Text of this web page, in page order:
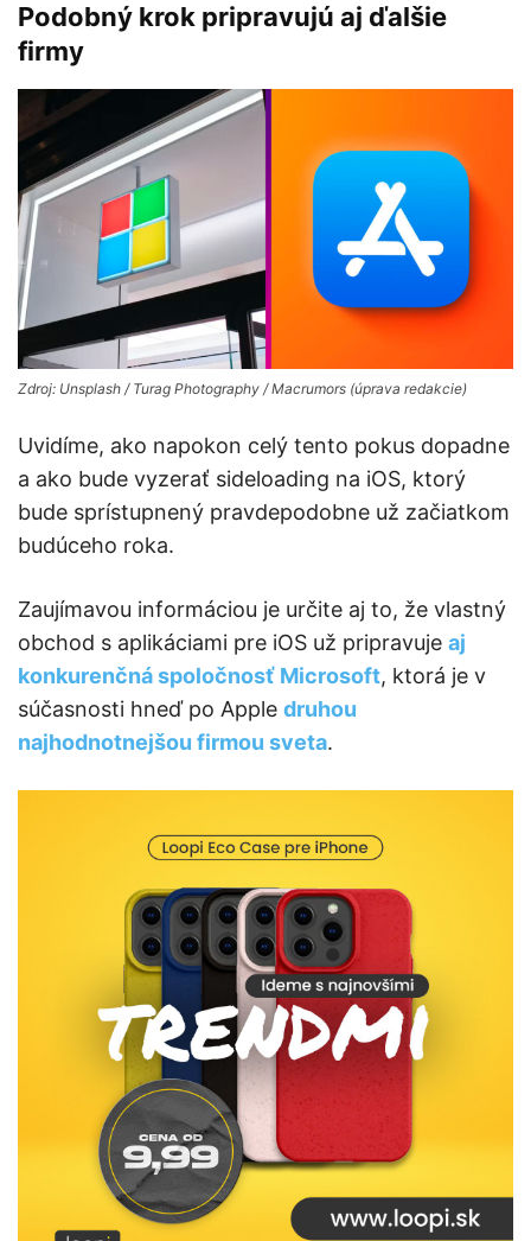
Podobný krok pripravujú aj ďalšie
firmy
Zdroj: Unsplash / Turag Photography / Macrumors (úprava redakcie)
Uvidíme, ako napokon celý tento pokus dopadne
a ako bude vyzerať sideloading na iOS, ktorý
bude sprístupnený pravdepodobne už začiatkom
budúceho roka.
Zaujímavou informáciou je určite aj to, že vlastný
obchod s aplikáciami pre iOS už pripravuje aj
konkurenčná spoločnosť Microsoft, ktorá je v
súčasnosti hneď po Apple druhou
najhodnotnejšou firmou sveta.